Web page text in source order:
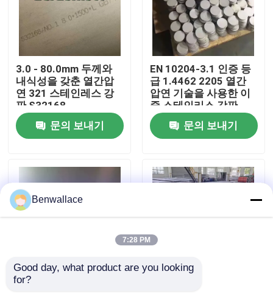
비디오
우리 에 관한 것
공장 투어
품질 관리
저희와 연락
뉴스
3.0 - 80.0mm 두께와
내식성을 갖춘 열간압
연 321 스테인레스 강
판 S32168
문의 보내기
EN 10204-3.1 인증 등
급 1.4462 2205 열간
압연 기술을 사용한 이
중 스테인리스 강판
문의 보내기
열간압연 NO.1 표면 SS
Benwallace
7:28 PM
Good day, what product are you looking
for?